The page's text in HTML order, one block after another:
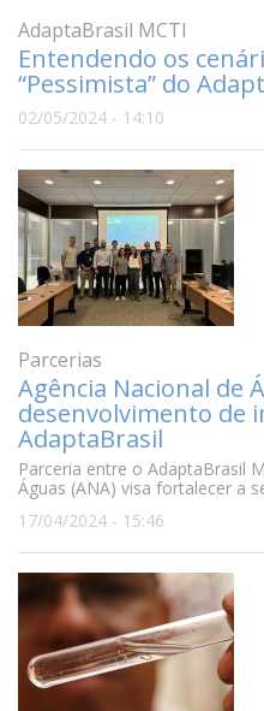
AdaptaBrasil MCTI
Entendendo os
“Pessimista” do
02/05/2024 - 14:10
Parcerias
Agência Nacional de
desenvolvimento de
AdaptaBrasil
Parceria entre o AdaptaBrasil
Águas (ANA) visa fortalecer a
17/04/2024 - 15:46